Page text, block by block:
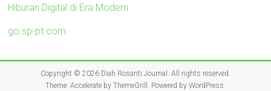
Hiburan Digital di Era Modern
go.sp-pt.com
Copyright © 2026 Diah Rosanti Journal
. All rights reserved.
Theme: Accelerateby ThemeGrill. Powered by WordPress